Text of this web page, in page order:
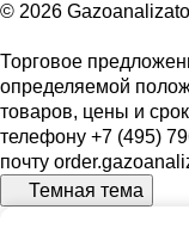
© 2026
Торговое
определяемой
товаров, цены и
телефону +7 (495)
почту
Темная тема